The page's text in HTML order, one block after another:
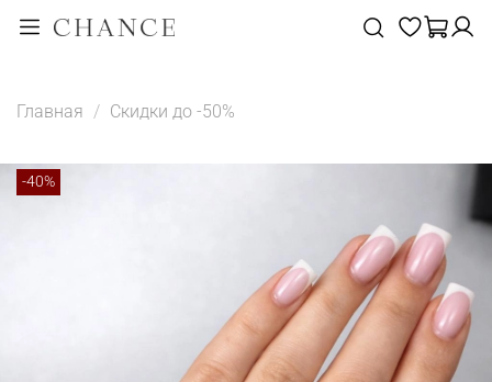
Главная Скидки до -50%
-40%